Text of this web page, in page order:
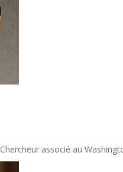
Chercheur associé au